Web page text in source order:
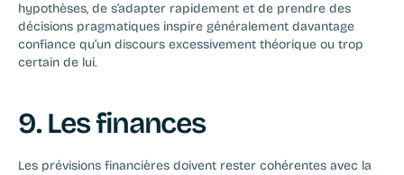
hypothèses, de s’adapter rapidement et de prendre des
décisions pragmatiques inspire généralement davantage
confiance qu’un discours excessivement théorique ou trop
certain de lui.
9. Les finances
Les prévisions financières doivent rester cohérentes avec la